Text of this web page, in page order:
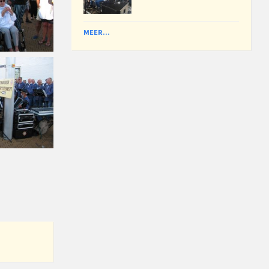
MEER...